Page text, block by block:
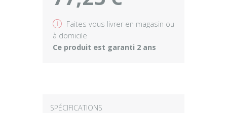
v Faites vous livrer en magasin ou
à domicile
Ce produit est garanti 2 ans
SPÉCIFICATIONS